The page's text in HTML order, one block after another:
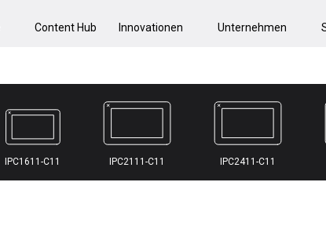
Content Hub Innovationen Unternehmen
IPC1611-C11 IPC2111-C11 IPC2411-C11